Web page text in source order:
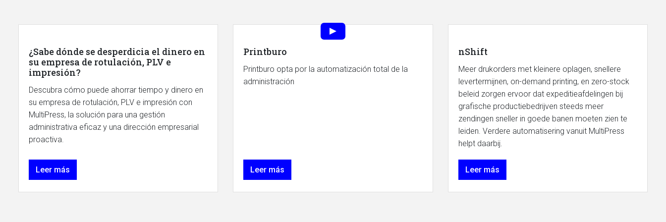
¿Sabe dónde se desperdicia el dinero en
su empresa de rotulación, PLV e
impresión?
Descubra cómo puede ahorrar tiempo y dinero en
su empresa de rotulación, PLV e impresión con
MultiPress, la solución para una gestión
administrativa eficaz y una dirección empresarial
proactiva.
Leer más
Printburo
Printburo opta por la automatización total de la
administración
Leer más
nShift
Meer drukorders met kleinere oplagen, snellere
levertermijnen, on-demand printing, en zero-stock
beleid zorgen ervoor dat expeditieafdelingen bij
grafische productiebedrijven steeds meer
zendingen sneller in goede banen moeten zien te
leiden. Verdere automatisering vanuit MultiPress
helpt daarbij.
Leer más